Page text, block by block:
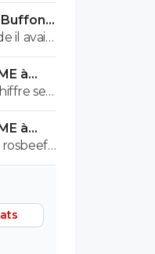
Buffon
il avait
à
se
à